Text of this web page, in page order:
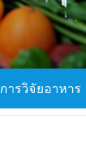
การวิจัยอาหาร